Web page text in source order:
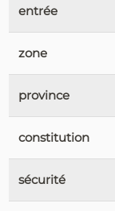
entrée
zone
province
constitution
sécurité